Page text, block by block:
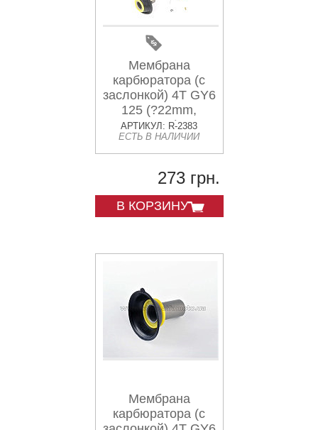
Мембрана
карбюратора (с
заслонкой) 4T GY6
125 (?22mm,
основная) CK
АРТИКУЛ: R-2383
ЕСТЬ В НАЛИЧИИ
273 грн.
В КОРЗИНУ
Мембрана
карбюратора (с